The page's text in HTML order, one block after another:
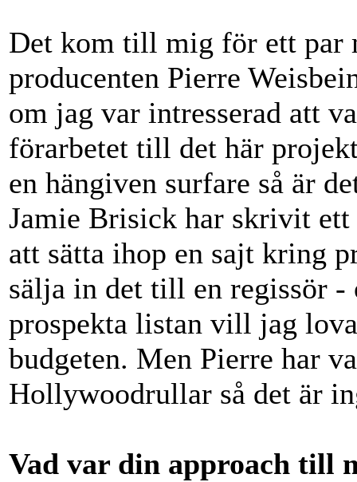
Det kom till mig för ett par
producenten Pierre
om jag var intresserad att
förarbetet till det här
en hängiven surfare så är
Jamie Brisick har skrivit
att sätta ihop en sajt kring
sälja in det till en regissör -
prospekta listan vill jag
budgeten. Men Pierre har
Hollywoodrullar så det är
Vad var din approach till